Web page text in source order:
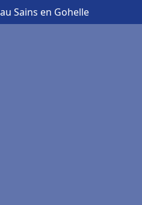
Sains en Gohelle